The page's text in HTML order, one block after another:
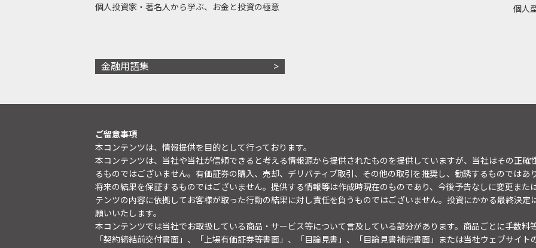
個人投資家・著名人から学ぶ、お金と投資の極意
個人
金融用語集
ご留意事項
本コンテンツは、情報提供を目的として行っております。
本コンテンツは、当社や当社が信頼できると考える情報源から提供されたものを提供していますが、当社はその正
るものではございません。有価証券の購入、売却、デリバティブ取引、その他の取引を推奨し、勧誘するものでは
将来の結果を保証するものではございません。提供する情報等は作成時現在のものであり、今後予告なしに変更また
テンツの内容に依拠してお客様が取った行動の結果に対し責任を負うものではございません。投資にかかる最終決
願いいたします。
本コンテンツでは当社でお取扱している商品・サービス等について言及している部分があります。商品ごとに手数料
「契約締結前交付書面」、「上場有価証券等書面」、「目論見書」、「目論見書補完書面」または当社ウェブサイト